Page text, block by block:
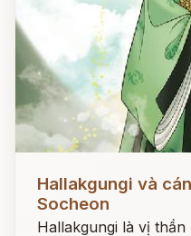
Hallakgungi và
Socheon
Hallakgungi là vị